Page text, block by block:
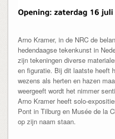
Arno Kramer, in de NRC de
hedendaagse tekenkunst in
zijn tekeningen diverse
en figuratie. Bij dit laatste heeft
wezens als herten en hazen
weergeeft wordt het nimmer
Arno Kramer heeft solo-
Pont in Tilburg en Musée de la
op zijn naam staan.